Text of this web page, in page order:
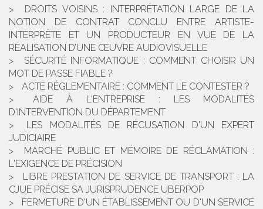
DROITS VOISINS : INTERPRÉTATION LARGE DE LA
NOTION DE CONTRAT CONCLU ENTRE ARTISTE-
INTERPRÈTE ET UN PRODUCTEUR EN VUE DE LA
RÉALISATION D’UNE ŒUVRE AUDIOVISUELLE
SÉCURITÉ INFORMATIQUE : COMMENT CHOISIR UN
MOT DE PASSE FIABLE ?
ACTE RÉGLEMENTAIRE : COMMENT LE CONTESTER ?
AIDE À L'ENTREPRISE : LES MODALITÉS
D'INTERVENTION DU DÉPARTEMENT
LES MODALITÉS DE RÉCUSATION D'UN EXPERT
JUDICIAIRE
MARCHÉ PUBLIC ET MÉMOIRE DE RÉCLAMATION :
L'EXIGENCE DE PRÉCISION
LIBRE PRESTATION DE SERVICE DE TRANSPORT : LA
CJUE PRÉCISE SA JURISPRUDENCE UBERPOP
FERMETURE D'UN ÉTABLISSEMENT OU D'UN SERVICE